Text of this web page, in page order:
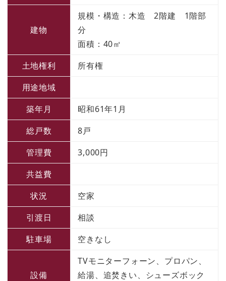
建物
規模・構造：木造 2階建 1階部
分
面積：40㎡
土地権利
所有権
用途地域
築年月
昭和61年1月
総戸数
8戸
管理費
3,000円
共益費
状況
空家
引渡日
相談
駐車場
空きなし
設備
TVモニターフォーン、プロパン、
給湯、追焚きい、シューズボック